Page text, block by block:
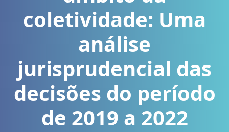
coletividade: Uma
análise
jurisprudencial das
decisões do período
de 2019 a 2022